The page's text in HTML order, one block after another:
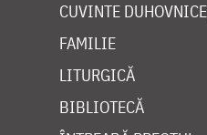
CUVINTE
FAMILIE
LITURGICĂ
BIBLIOTECĂ